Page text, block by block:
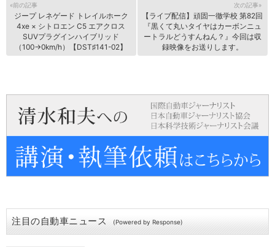
«前の記事
ジープ レネゲード トレイルホーク
4xe × シトロエン C5 エアクロス
SUVプラグインハイブリッド
（100→0km/h）【DST♯141-02】
次の記事»
【ライブ配信】頑固一徹学校 第82回
『黒くて丸いタイヤはカーボンニュ
ートラルどうすんねん？』今回は収
録映像をお送りします。
注目の自動車ニュース (Powered by Response)